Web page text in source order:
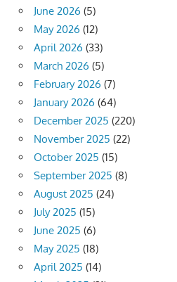
June 2026 (5)
May 2026 (12)
April 2026 (33)
March 2026 (5)
February 2026 (7)
January 2026 (64)
December 2025 (220)
November 2025 (22)
October 2025 (15)
September 2025 (8)
August 2025 (24)
July 2025 (15)
June 2025 (6)
May 2025 (18)
April 2025 (14)